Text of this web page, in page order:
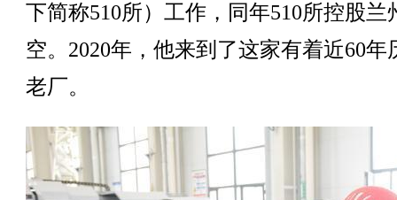
下简称510所）工作，同年510所控股兰
空。2020年，他来到了这家有着近60年
老厂。